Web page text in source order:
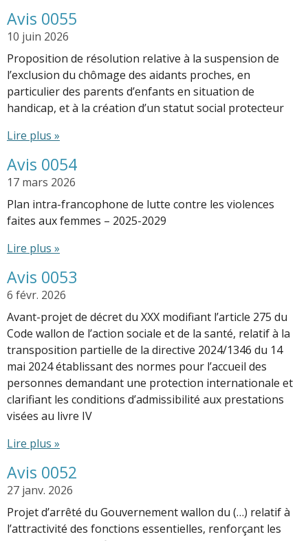
Avis 0055
10 juin 2026
Proposition de résolution relative à la suspension de
l’exclusion du chômage des aidants proches, en
particulier des parents d’enfants en situation de
handicap, et à la création d’un statut social protecteur
Lire plus »
Avis 0054
17 mars 2026
Plan intra-francophone de lutte contre les violences
faites aux femmes – 2025-2029
Lire plus »
Avis 0053
6 févr. 2026
Avant-projet de décret du XXX modifiant l’article 275 du
Code wallon de l’action sociale et de la santé, relatif à la
transposition partielle de la directive 2024/1346 du 14
mai 2024 établissant des normes pour l’accueil des
personnes demandant une protection internationale et
clarifiant les conditions d’admissibilité aux prestations
visées au livre IV
Lire plus »
Avis 0052
27 janv. 2026
Projet d’arrêté du Gouvernement wallon du (…) relatif à
l’attractivité des fonctions essentielles, renforçant les